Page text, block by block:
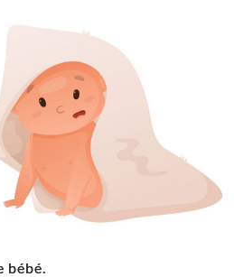
bébé.